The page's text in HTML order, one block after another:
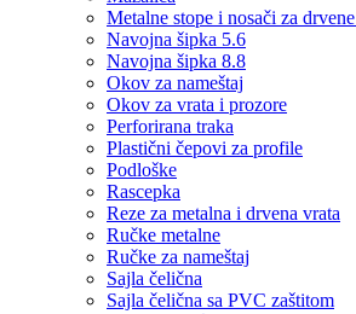
Metalne stope i nosači za
Navojna šipka 5.6
Navojna šipka 8.8
Okov za nameštaj
Okov za vrata i prozore
Perforirana traka
Plastični čepovi za profile
Podloške
Rascepka
Reze za metalna i drvena vrata
Ručke metalne
Ručke za nameštaj
Sajla čelična
Sajla čelična sa PVC zaštitom